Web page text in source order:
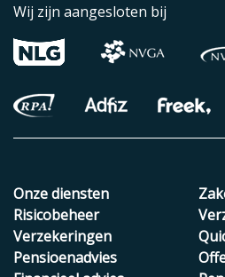
Wij zijn aangesloten bij
Onze diensten
Risicobeheer
Verzekeringen
Pensioenadvies